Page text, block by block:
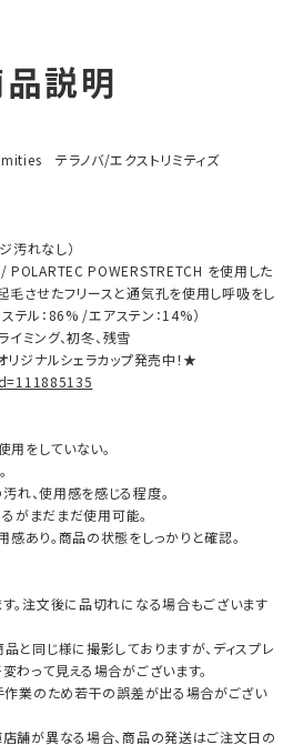
説明
テラノバ/エクストリミティズ
汚れなし）
POWERSTRETCH を使用した
毛させたフリースと通気孔を使用し呼吸をし
テル：86% /エアステン：14%）
ミング、初冬、残雪
ジナルシェラカップ発売中！★
用をしていない。
れ、使用感を感じる程度。
るがまだまだ使用可能。
感あり。商品の状態をしっかりと確認。
。注文後に品切れになる場合もございます
同じ様に撮影しておりますが、ディスプレ
わって見える場合がございます。
作業のため若干の誤差が出る場合がござい
舗が異なる場合、商品の発送はご注文日の